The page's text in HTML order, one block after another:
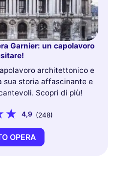
Garnier: un capolavoro
architettonico e
sua storia affascinante e
Scopri di più!
4,9 (248)
OPERA